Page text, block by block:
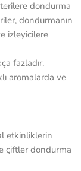
dondurma
dondurmanın
izleyicilere
fazladır.
aromalarda ve
etkinliklerin
çiftler dondurma